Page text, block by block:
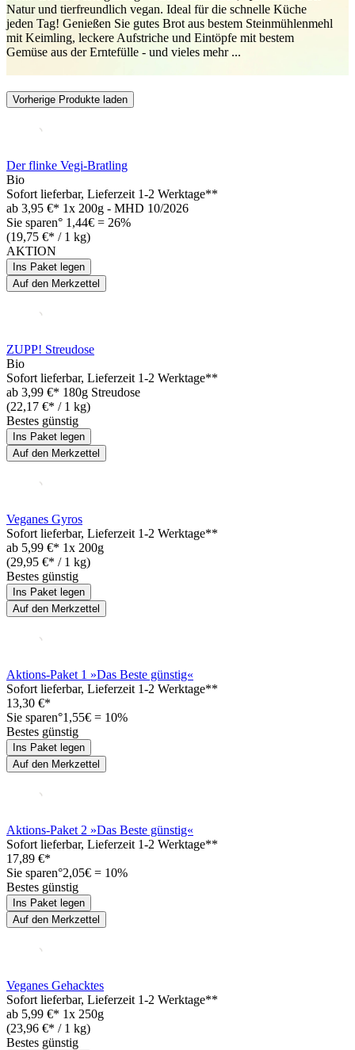
Natur und tierfreundlich vegan. Ideal für die schnelle Küche
jeden Tag! Genießen Sie gutes Brot aus bestem Steinmühlenmehl
mit Keimling, leckere Aufstriche und Eintöpfe mit bestem
Gemüse aus der Erntefülle - und vieles mehr ...
Vorherige Produkte laden
Der flinke Vegi-Bratling
Bio
Sofort lieferbar, Lieferzeit 1-2 Werktage**
ab 3,95 €* 1x 200g - MHD 10/2026
Sie sparen° 1,44€ = 26%
(19,75 €* / 1 kg)
AKTION
Ins Paket legen
Auf den Merkzettel
ZUPP! Streudose
Bio
Sofort lieferbar, Lieferzeit 1-2 Werktage**
ab 3,99 €* 180g Streudose
(22,17 €* / 1 kg)
Bestes günstig
Ins Paket legen
Auf den Merkzettel
Veganes Gyros
Sofort lieferbar, Lieferzeit 1-2 Werktage**
ab 5,99 €* 1x 200g
(29,95 €* / 1 kg)
Bestes günstig
Ins Paket legen
Auf den Merkzettel
Aktions-Paket 1 »Das Beste günstig«
Sofort lieferbar, Lieferzeit 1-2 Werktage**
13,30 €*
Sie sparen°1,55€ = 10%
Bestes günstig
Ins Paket legen
Auf den Merkzettel
Aktions-Paket 2 »Das Beste günstig«
Sofort lieferbar, Lieferzeit 1-2 Werktage**
17,89 €*
Sie sparen°2,05€ = 10%
Bestes günstig
Ins Paket legen
Auf den Merkzettel
Veganes Gehacktes
Sofort lieferbar, Lieferzeit 1-2 Werktage**
ab 5,99 €* 1x 250g
(23,96 €* / 1 kg)
Bestes günstig